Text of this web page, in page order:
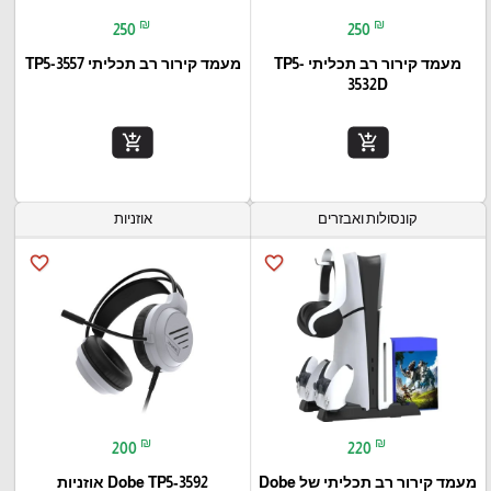
250 ₪
מעמד קירור רב תכליתי TP5-
3532D
add_shopping_cart
250 ₪
מעמד קירור רב תכליתי TP5-3557
add_shopping_cart
קונסולות ואבזרים
favorite_border
220 ₪
מעמד קירור רב תכליתי של Dobe
אוזניות
favorite_border
200 ₪
Dobe TP5‑3592 אוזניות